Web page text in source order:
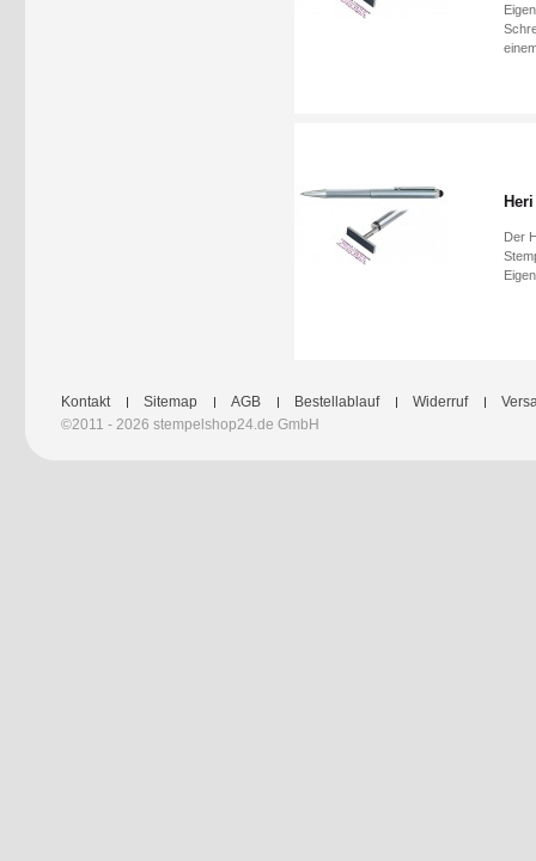
Der
Kontakt Sitemap AGB Bestellablauf Widerruf
©2011 - 2026 stempelshop24.de GmbH